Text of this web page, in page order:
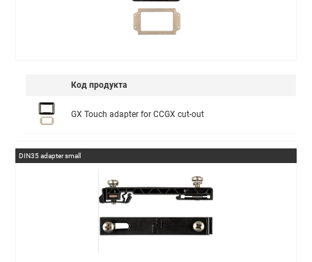
Код продукта
GX Touch adapter for CCGX cut-out
DIN35 adapter small